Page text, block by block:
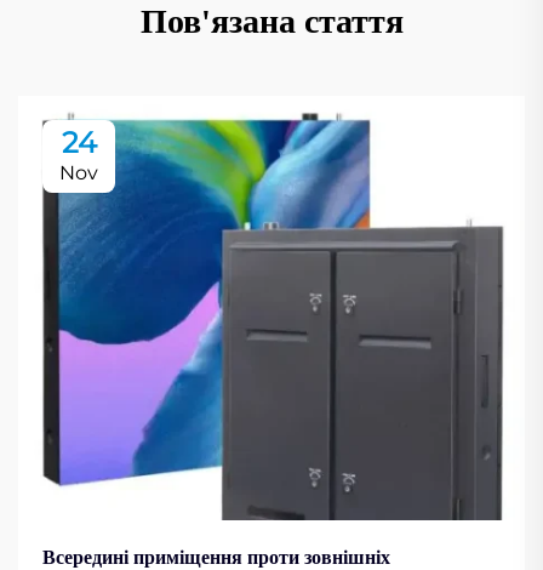
Пов'язана стаття
24
Nov
Всередині приміщення проти зовнішніх